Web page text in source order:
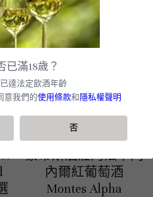
拜酒
wine
選酒
選酒
酒
珍藏
選酒
選酒
級珍藏
｜常規
｜頂級珍藏
選酒
選酒
酒
酒
拜酒
酒
選酒
珍藏
白酒
蒙帝斯酒莊阿法卡門
內爾紅葡萄酒
Montes Alpha
珍藏
已滿18歲？
達法定飲酒年齡
意我們的使用條款和 隱私權聲明
否